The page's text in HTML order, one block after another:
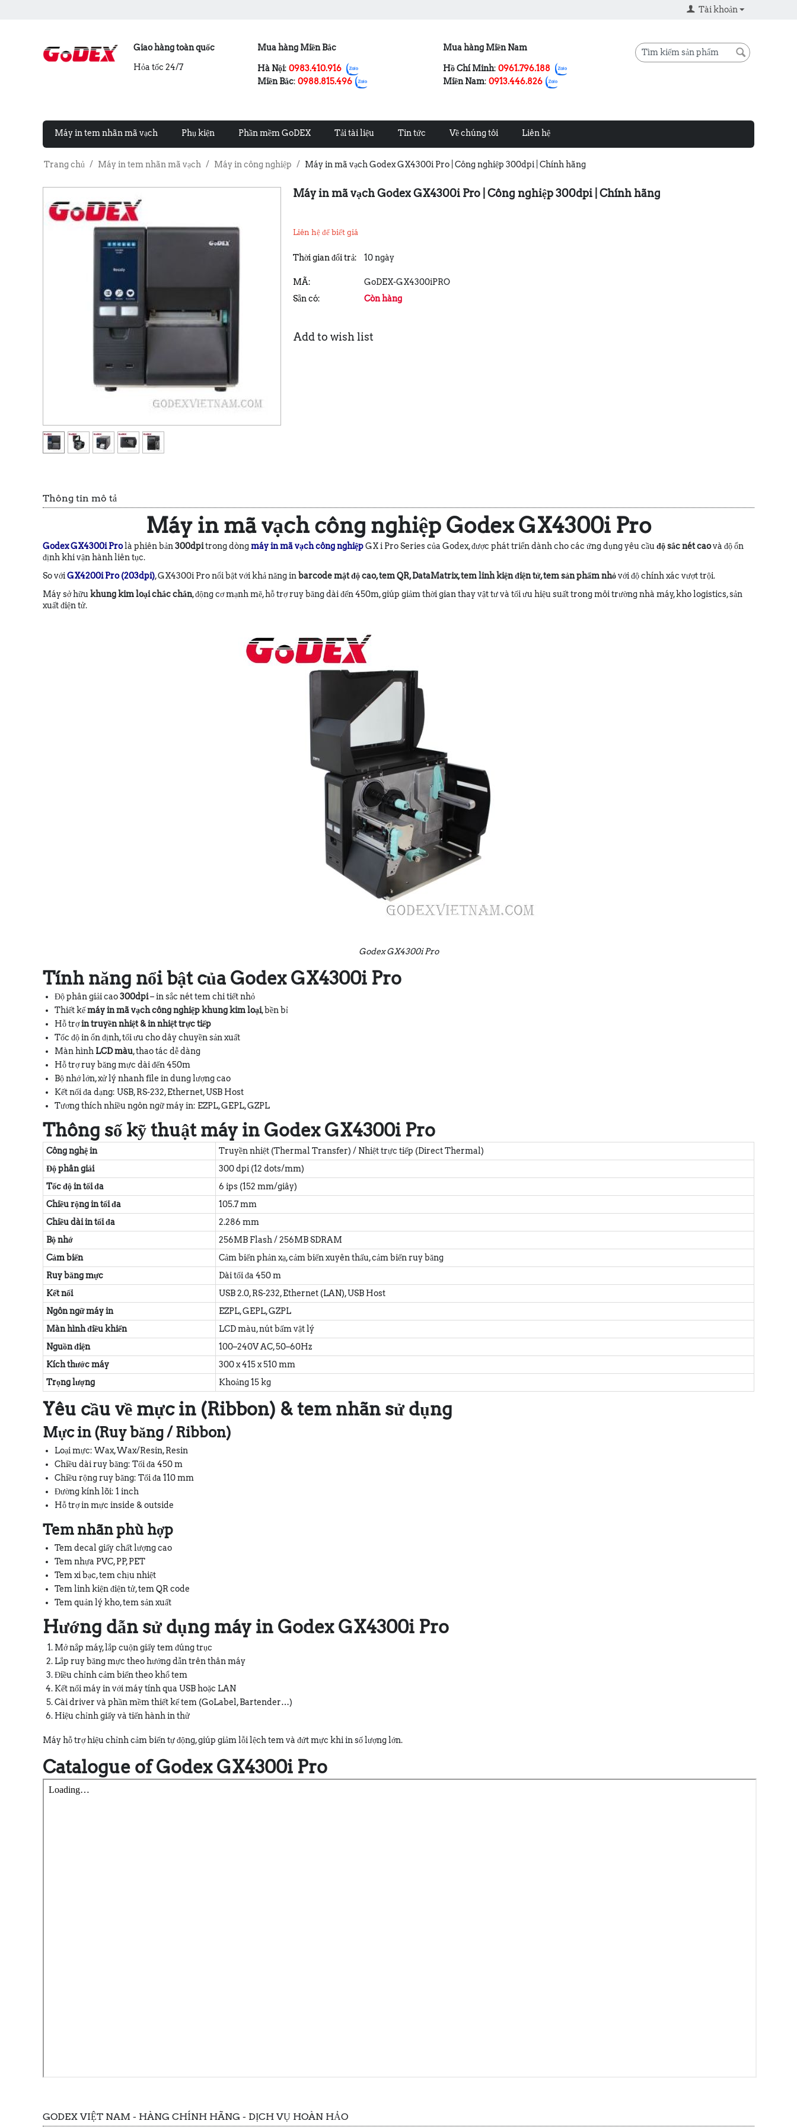
Tài khoản
Giao hàng toàn quốc
Hỏa tốc 24/7
Mua hàng Miền Bắc
Hà Nội: 0983.410.916
Miền Bắc: 0988.815.496
Mua hàng Miền Nam
Hồ Chí Minh: 0961.796.188
Miền Nam: 0913.446.826
Máy in tem nhãn mã vạch Phụ kiện Phần mềm GoDEX Tải tài liệu Tin tức Về chúng tôi Liên hệ
Trang chủ / Máy in tem nhãn mã vạch / Máy in công nghiệp / Máy in mã vạch Godex GX4300i Pro | Công nghiệp 300dpi | Chính hãng
Máy in mã vạch Godex GX4300i Pro | Công nghiệp 300dpi | Chính hãng
Liên hệ để biết giá
Thời gian đổi trả: 10 ngày
MÃ:
GoDEX-GX4300iPRO
Sẵn có:
Còn hàng
Add to wish list
Thông tin mô tả
Máy in mã vạch công nghiệp Godex GX4300i Pro
Godex GX4300i Prolà phiên bản300dpitrong dòngmáy in mã vạch công nghiệpGX i Pro Series của Godex, được phát triển dành cho các ứng dụng yêu cầu độ sắc nét caovà độ ổn
định khi vận hành liên tục.
So vớiGX4200i Pro (203dpi), GX4300i Pro nổi bật với khả năng inbarcode mật độ cao, tem QR, DataMatrix, tem linh kiện điện tử, tem sản phẩm nhỏvới độ chính xác vượt trội.
Máy sở hữu khung kim loại chắc chắn, động cơ mạnh mẽ, hỗ trợ ruy băng dài đến 450m, giúp giảm thời gian thay vật tư và tối ưu hiệu suất trong môi trường nhà máy, kho logistics, sản
xuất điện tử.
Godex GX4300i Pro
Tính năng nổi bật của Godex GX4300i Pro
Độ phân giải cao300dpi– in sắc nét tem chi tiết nhỏ
Thiết kếmáy in mã vạch công nghiệp khung kim loại, bền bỉ
Hỗ trợin truyền nhiệt & in nhiệt trực tiếp
Tốc độ in ổn định, tối ưu cho dây chuyền sản xuất
Màn hình LCD màu, thao tác dễ dàng
Hỗ trợ ruy băng mực dài đến 450m
Bộ nhớ lớn, xử lý nhanh file in dung lượng cao
Kết nối đa dạng: USB, RS-232, Ethernet, USB Host
Tương thích nhiều ngôn ngữ máy in: EZPL, GEPL, GZPL
Thông số kỹ thuật máy in Godex GX4300i Pro
Công nghệ in
Truyền nhiệt (Thermal Transfer) / Nhiệt trực tiếp (Direct Thermal)
Độ phân giải
300 dpi (12 dots/mm)
Tốc độ in tối đa
6 ips (152 mm/giây)
Chiều rộng in tối đa
105.7 mm
Chiều dài in tối đa
2.286 mm
Bộ nhớ
256MB Flash / 256MB SDRAM
Cảm biến
Cảm biến phản xạ, cảm biến xuyên thấu, cảm biến ruy băng
Ruy băng mực
Dài tối đa 450 m
Kết nối
USB 2.0, RS-232, Ethernet (LAN), USB Host
Ngôn ngữ máy in
EZPL, GEPL, GZPL
Màn hình điều khiển
LCD màu, nút bấm vật lý
Nguồn điện
100–240V AC, 50–60Hz
Kích thước máy
300 x 415 x 510 mm
Trọng lượng
Khoảng 15 kg
Yêu cầu về mực in (Ribbon) & tem nhãn sử dụng
Mực in (Ruy băng / Ribbon)
Loại mực: Wax, Wax/Resin, Resin
Chiều dài ruy băng: Tối đa 450 m
Chiều rộng ruy băng: Tối đa 110 mm
Đường kính lõi: 1 inch
Hỗ trợ in mực inside & outside
Tem nhãn phù hợp
Tem decal giấy chất lượng cao
Tem nhựa PVC, PP, PET
Tem xi bạc, tem chịu nhiệt
Tem linh kiện điện tử, tem QR code
Tem quản lý kho, tem sản xuất
Hướng dẫn sử dụng máy in Godex GX4300i Pro
Mở nắp máy, lắp cuộn giấy tem đúng trục
Lắp ruy băng mực theo hướng dẫn trên thân máy
Điều chỉnh cảm biến theo khổ tem
Kết nối máy in với máy tính qua USB hoặc LAN
Cài driver và phần mềm thiết kế tem (GoLabel, Bartender…)
Hiệu chỉnh giấy và tiến hành in thử
Máy hỗ trợ hiệu chỉnh cảm biến tự động, giúp giảm lỗi lệch tem và đứt mực khi in số lượng lớn.
Catalogue of Godex GX4300i Pro
GODEX VIỆT NAM - HÀNG CHÍNH HÃNG - DỊCH VỤ HOÀN HẢO